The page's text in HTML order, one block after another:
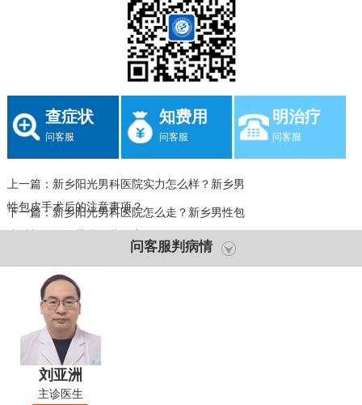
查症状
问客服
知费用
问客服
明治疗
问客服
上一篇： 新乡阳光男科医院实力怎么样？新乡男
性包皮手术后的注意事项？
下一篇： 新乡阳光男科医院怎么走？新乡男性包
问客服判病情
刘亚洲
主诊医生